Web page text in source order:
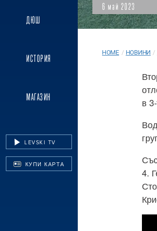
ДЮШ
ИСТОРИЯ
МАГАЗИН
LEVSKI TV
КУПИ КАРТА
6 май 2023
HOME / НОВИНИ /
в
4.